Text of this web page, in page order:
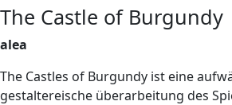
The Castle of Burgundy
alea
The Castles of Burgundy ist eine
gestaltereische überarbeitung des